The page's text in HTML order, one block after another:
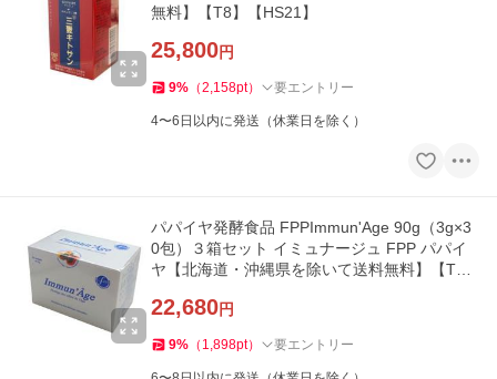
無料】【T8】【HS21】
25,800円
9% （2,158pt） 要エントリー
4〜6日以内に発送（休業日を除く）
パパイヤ発酵食品 FPPImmun'Age 90g（3g×3
0包）３箱セット イミュナージュ FPP パパイ
ヤ【北海道・沖縄県を除いて送料無料】【T
22,680円
9% （ 1,898pt） 要エントリー